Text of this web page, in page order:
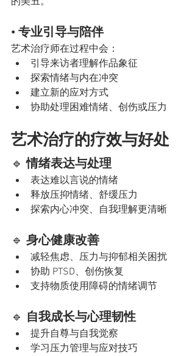
• 专业引导与陪伴
艺术治疗师在过程中会：
引导来访者理解作品象征
探索情绪与内在冲突
建立新的应对方式
协助处理困难情绪、创伤或压力
艺术治疗的疗效与好处
🔹 情绪表达与处理
表达难以言说的情绪
释放压抑情绪、舒缓压力
探索内心冲突、自我理解更清晰
🔹 身心健康改善
减轻焦虑、压力与抑郁相关困扰
协助 PTSD、创伤恢复
支持物质使用障碍的情绪调节
🔹 自我成长与心理韧性
提升自尊与自我觉察
学习压力管理与应对技巧